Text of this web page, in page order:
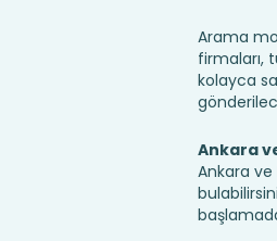
Arama
firmaları,
kolayca
Ankara
Ankara ve